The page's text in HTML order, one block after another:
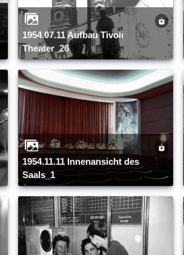
1954.07.11 Aufbau Tivoli
Theater_26
1954.11.11 Innenansicht des
Saals_1